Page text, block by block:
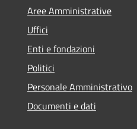
Aree Amministrative
Uffici
Enti e fondazioni
Politici
Personale Amministrativo
Documenti e dati